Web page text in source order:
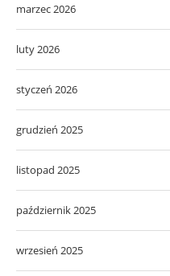
marzec 2026
luty 2026
styczeń 2026
grudzień 2025
listopad 2025
październik 2025
wrzesień 2025